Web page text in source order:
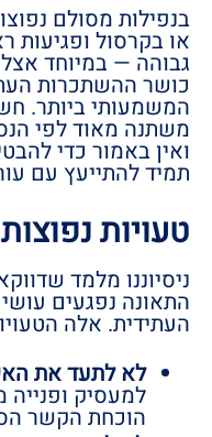
בנפילות מסולם
או בקרסול
גבוהה — במיוחד אצל
כושר ההשתכרות
המשמעותי ביותר.
משתנה מאוד לפי
ואין באמור כדי
תמיד להתייעץ עם
טעויות
ניסיוננו מלמד
התאונה נפגעים
העתידית. אלה
לא לתעד את
למעסיק
הוכחת הקשר